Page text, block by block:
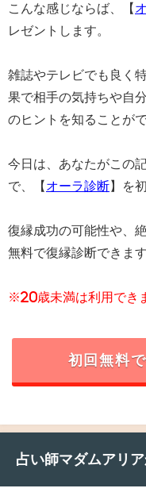
こんな感じならば、【
レゼントします。
雑誌やテレビでも良く
果で相手の気持ちや自
のヒントを知ることがで
今日は、あなたがこの
で、【 オーラ診断】を
復縁成功の可能性や、
無料で復縁診断できます
※20歳未満は利用でき
初回無料
占い師マダムアリ